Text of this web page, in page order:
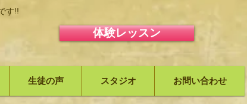
す!!
体験レッスン
生徒の声 スタジオ お問い合わせ